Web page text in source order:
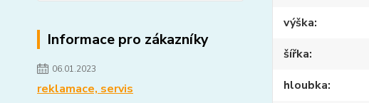
Informace pro zákazníky
06.01.2023
reklamace, servis
výška
šířka
hloubka